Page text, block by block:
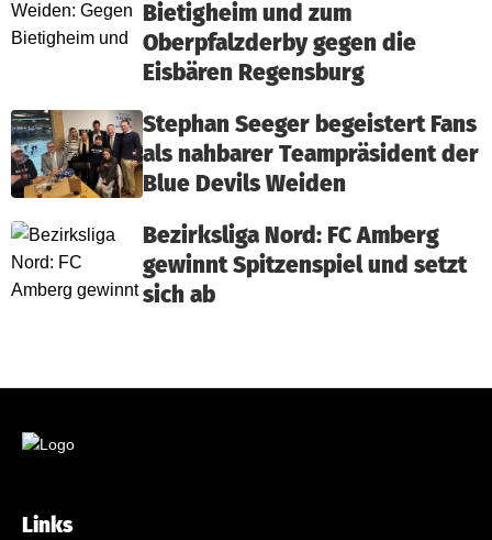
Bietigheim und zum
Oberpfalzderby gegen die
Eisbären Regensburg
Stephan Seeger begeistert Fans
als nahbarer Teampräsident der
Blue Devils Weiden
Bezirksliga Nord: FC Amberg
gewinnt Spitzenspiel und setzt
sich ab
Links